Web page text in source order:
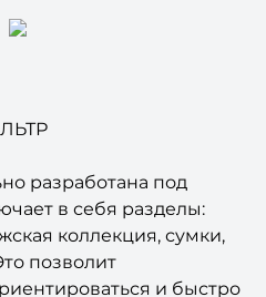
разработана под
в себя разделы:
коллекция, сумки,